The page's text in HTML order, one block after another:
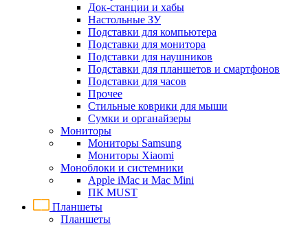
Док-станции и хабы
Настольные ЗУ
Подставки для компьютера
Подставки для монитора
Подставки для наушников
Подставки для планшетов и смартфонов
Подставки для часов
Прочее
Стильные коврики для мыши
Сумки и органайзеры
Мониторы
Мониторы Samsung
Мониторы Xiaomi
Моноблоки и системники
Apple iMac и Mac Mini
ПК MUST
Планшеты
Планшеты